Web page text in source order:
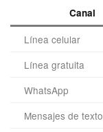
Canal
Línea celular
Línea gratuita
WhatsApp
Mensajes de texto